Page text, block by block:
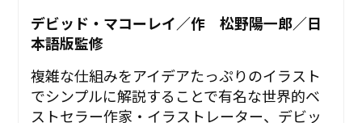
デビッド・マコーレイ／作 松野陽一郎／日
本語版監修
複雑な仕組みをアイデアたっぷりのイラスト
でシンプルに解説することで有名な世界的ベ
ストセラー作家・イラストレーター、デビッ